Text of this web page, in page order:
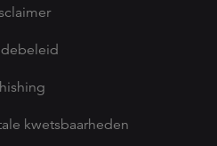
kwetsbaarheden